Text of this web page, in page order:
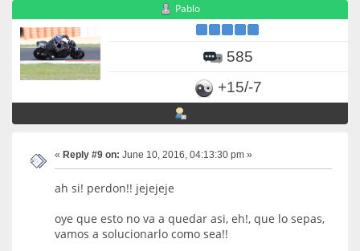
Pablo
585
+15/-7
« Reply #9 on: June 10, 2016, 04:13:30 pm »
ah si! perdon!! jejejeje
oye que esto no va a quedar asi, eh!, que lo sepas,
vamos a solucionarlo como sea!!